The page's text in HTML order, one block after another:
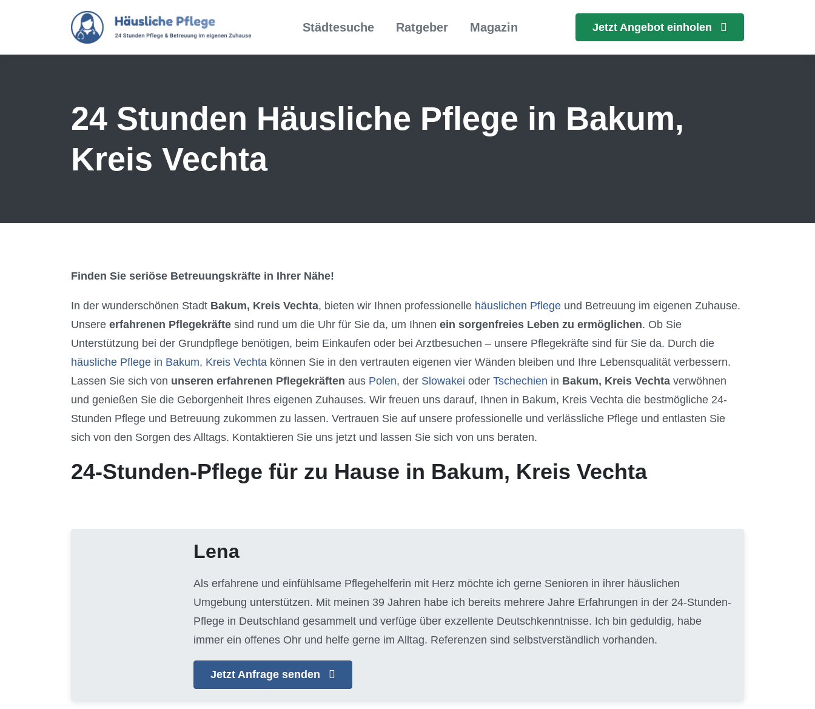
Skip to main content
Städtesuche Ratgeber Magazin Jetzt Angebot einholen
24 Stunden Häusliche Pflege in Bakum,
Kreis Vechta
Finden Sie seriöse Betreuungskräfte in Ihrer Nähe!
In der wunderschönen Stadt Bakum, Kreis Vechta, bieten wir Ihnen professionelle häuslichen Pflege und Betreuung im eigenen Zuhause.
Unsere erfahrenen Pflegekräfte sind rund um die Uhr für Sie da, um Ihnen ein sorgenfreies Leben zu ermöglichen. Ob Sie
Unterstützung bei der Grundpflege benötigen, beim Einkaufen oder bei Arztbesuchen – unsere Pflegekräfte sind für Sie da. Durch die
häusliche Pflege in Bakum, Kreis Vechta können Sie in den vertrauten eigenen vier Wänden bleiben und Ihre Lebensqualität verbessern.
Lassen Sie sich von unseren erfahrenen Pflegekräften aus Polen, der Slowakei oder Tschechien in Bakum, Kreis Vechta verwöhnen
und genießen Sie die Geborgenheit Ihres eigenen Zuhauses. Wir freuen uns darauf, Ihnen in Bakum, Kreis Vechta die bestmögliche 24-
Stunden Pflege und Betreuung zukommen zu lassen. Vertrauen Sie auf unsere professionelle und verlässliche Pflege und entlasten Sie
sich von den Sorgen des Alltags. Kontaktieren Sie uns jetzt und lassen Sie sich von uns beraten.
24-Stunden-Pflege für zu Hause in Bakum, Kreis Vechta
Lena
Als erfahrene und einfühlsame Pflegehelferin mit Herz möchte ich gerne Senioren in ihrer häuslichen
Umgebung unterstützen. Mit meinen 39 Jahren habe ich bereits mehrere Jahre Erfahrungen in der 24-Stunden-
Pflege in Deutschland gesammelt und verfüge über exzellente Deutschkenntnisse. Ich bin geduldig, habe
immer ein offenes Ohr und helfe gerne im Alltag. Referenzen sind selbstverständlich vorhanden.
Jetzt Anfrage senden